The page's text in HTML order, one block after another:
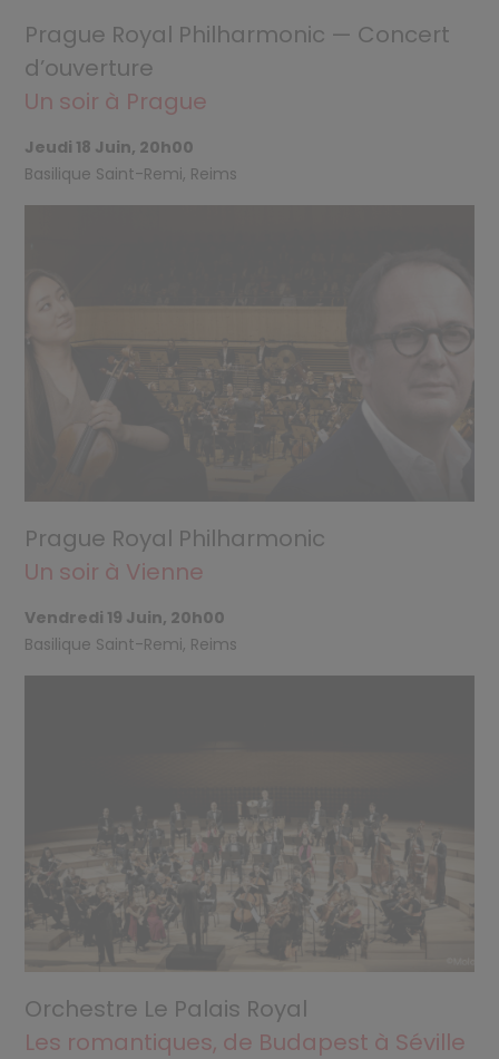
Prague Royal Philharmonic — Concert
d’ouverture
Un soir à Prague
Jeudi 18 Juin, 20h00
Basilique Saint-Remi, Reims
Prague Royal Philharmonic
Un soir à Vienne
Vendredi 19 Juin, 20h00
Basilique Saint-Remi, Reims
Orchestre Le Palais Royal
Les romantiques, de Budapest à Séville